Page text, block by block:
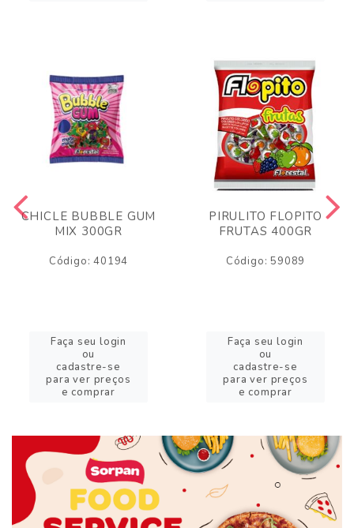
CHICLE BUBBLE GUM
MIX 300GR
Código: 40194
Faça seu login
ou
cadastre-se
para ver preços
e comprar
PIRULITO FLOPITO
FRUTAS 400GR
Código: 59089
Faça seu login
ou
cadastre-se
para ver preços
e comprar